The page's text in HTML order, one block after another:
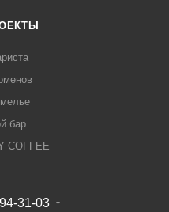
бар
COFFEE
31-03